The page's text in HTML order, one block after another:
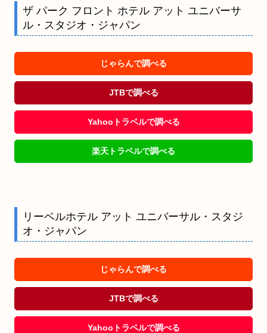
ザ パーク フロント ホテル アット ユニバーサ
ル・スタジオ・ジャパン
じゃらんで調べる
JTBで調べる
Yahooトラベルで調べる
楽天トラベルで調べる
リーベルホテル アット ユニバーサル・スタジ
オ・ジャパン
じゃらんで調べる
JTBで調べる
Yahooトラベルで調べる